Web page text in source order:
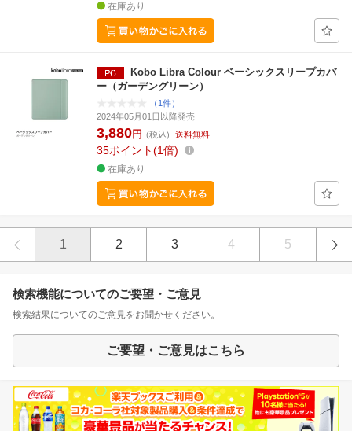
在庫あり
Kobo Libra Colour ベーシックスリープカバ
ー（ガーデングリーン）
（1件）
2024年05月01日以降発売
3,880円 (税込) 送料無料
35ポイント 1倍
在庫あり
1 2 3 4 5
検索機能についてのご要望・ご意見
検索結果についてのご意見をお聞かせください。
ご要望・ご意見はこちら